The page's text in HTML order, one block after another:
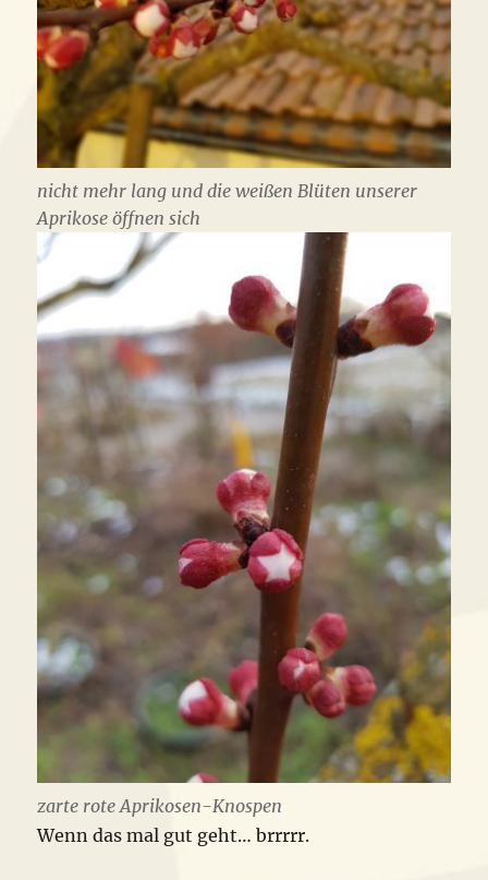
nicht mehr lang und die weißen Blüten unserer
Aprikose öffnen sich
zarte rote Aprikosen-Knospen
Wenn das mal gut geht… brrrrr.